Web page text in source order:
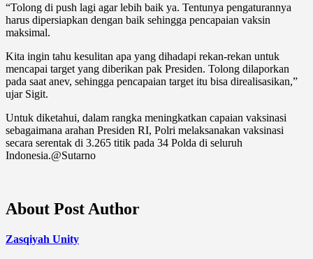
“Tolong di push lagi agar lebih baik ya. Tentunya pengaturannya
harus dipersiapkan dengan baik sehingga pencapaian vaksin
maksimal.
Kita ingin tahu kesulitan apa yang dihadapi rekan-rekan untuk
mencapai target yang diberikan pak Presiden. Tolong dilaporkan
pada saat anev, sehingga pencapaian target itu bisa direalisasikan,”
ujar Sigit.
Untuk diketahui, dalam rangka meningkatkan capaian vaksinasi
sebagaimana arahan Presiden RI, Polri melaksanakan vaksinasi
secara serentak di 3.265 titik pada 34 Polda di seluruh
Indonesia.@Sutarno
About Post Author
Zasqiyah Unity